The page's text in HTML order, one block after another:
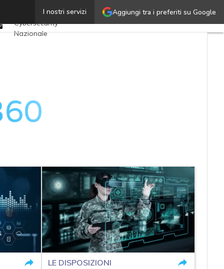
Aggiungi tra i preferiti su Google
I nostri servizi
Email
Ultimi articoli
Cybersecurity
Nazionale
Soluzioni aziendali
Cultura cyber
News, attualità e
LE DISPOSIZIONI